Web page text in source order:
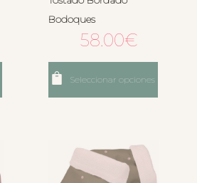
Bodoques
58.00€
Seleccionar opciones